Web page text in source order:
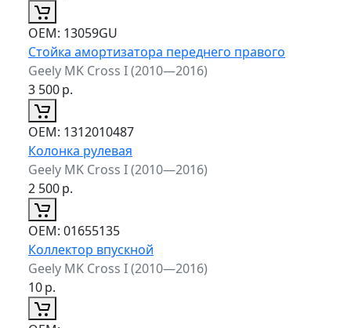
ОЕМ: 13059GU
Стойка амортизатора переднего правого
Geely MK Cross I (2010—2016)
3 500р.
ОЕМ: 1312010487
Колонка рулевая
Geely MK Cross I (2010—2016)
2 500р.
ОЕМ: 01655135
Коллектор впускной
Geely MK Cross I (2010—2016)
10р.